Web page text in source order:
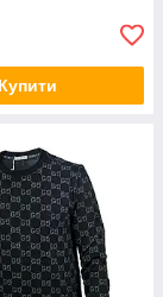
Купити